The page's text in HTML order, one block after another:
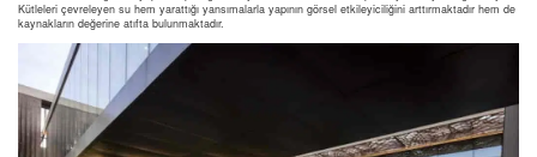
Kütleleri çevreleyen su hem yarattığı yansımalarla yapının görsel etkileyiciliğini arttırmaktadır hem de
kaynakların değerine atıfta bulunmaktadır.